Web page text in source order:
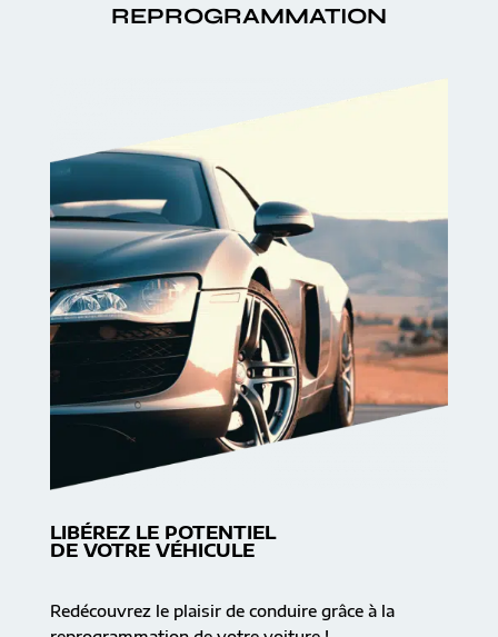
REPROGRAMMATION
LIBÉREZ LE POTENTIEL
DE VOTRE VÉHICULE
Redécouvrez le plaisir de conduire grâce à la